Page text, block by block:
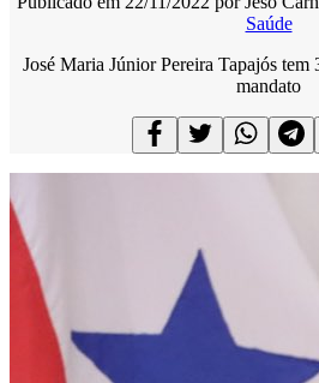
Saúde
José Maria Júnior Pereira Tapajós tem
mandato